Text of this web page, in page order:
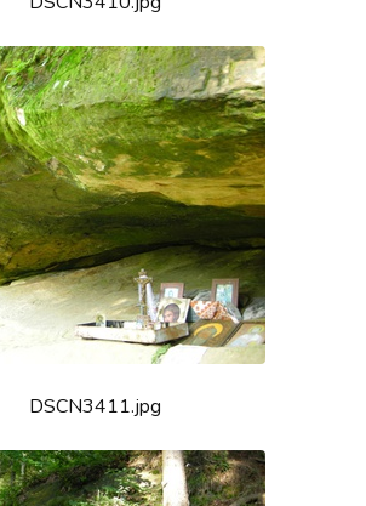
DSCN3411.jpg